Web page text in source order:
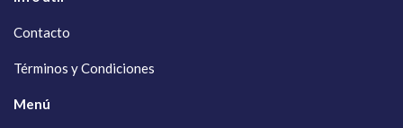
Contacto
Términos y Condiciones
Menú